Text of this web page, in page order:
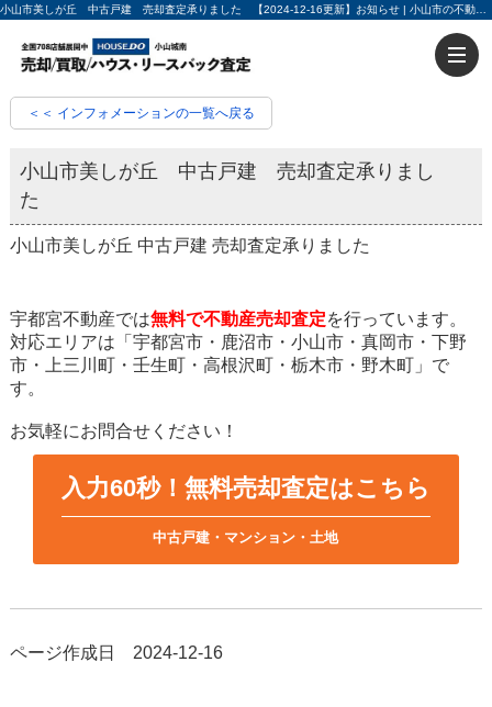
＜＜ インフォメーションの一覧へ戻る
小山市美しが丘 中古戸建 売却査定承りまし
た
小山市美しが丘 中古戸建 売却査定承りました
宇都宮不動産では無料で不動産売却査定を行っています。
対応エリアは「宇都宮市・鹿沼市・小山市・真岡市・下野
市・上三川町・壬生町・高根沢町・栃木市・野木町」で
す。
お気軽にお問合せください！
入力60秒！無料売却査定はこちら
中古戸建・マンション・土地
ページ作成日 2024-12-16